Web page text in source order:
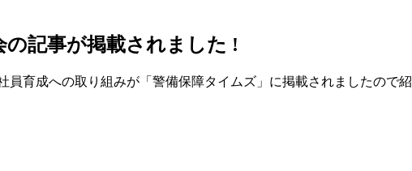
の記事が掲載されました !
育成への取り組みが「警備保障タイムズ」に掲載されましたので紹